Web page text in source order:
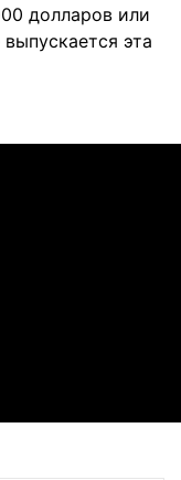
долларов или
эта